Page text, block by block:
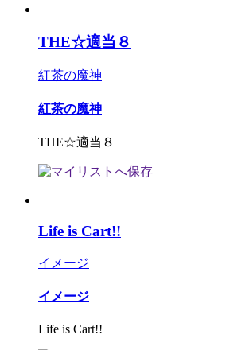
THE☆適当８
紅茶の魔神
紅茶の魔神
THE☆適当８
Life is Cart!!
イメージ
イメージ
Life is Cart!!